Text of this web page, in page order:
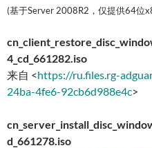
(基于Server 2008R2，仅提供64位
4_cd_661282.iso
来自 <https://ru.files.rg-
24ba-4fe6-92cb6d988e4c>
d_661278.iso